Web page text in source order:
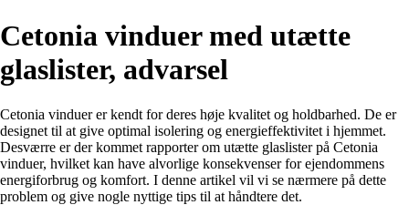
Cetonia vinduer med utætte
glaslister, advarsel
Cetonia vinduer er kendt for deres høje kvalitet og holdbarhed. De er
designet til at give optimal isolering og energieffektivitet i hjemmet.
Desværre er der kommet rapporter om utætte glaslister på Cetonia
vinduer, hvilket kan have alvorlige konsekvenser for ejendommens
energiforbrug og komfort. I denne artikel vil vi se nærmere på dette
problem og give nogle nyttige tips til at håndtere det.